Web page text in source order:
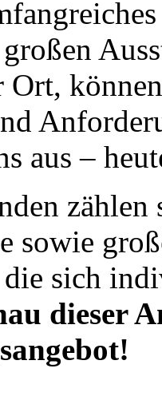
Ort,
aus –
sowie
sich
dieser